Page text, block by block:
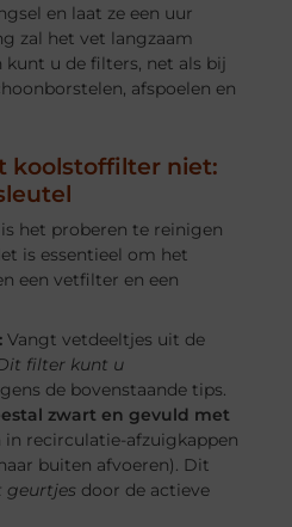
en laat ze een uur
zal het vet langzaam
kunt u de filters, net als bij
afspoelen en
koolstoffilter niet:
het proberen te reinigen
is essentieel om het
een vetfilter en een
Vangt vetdeeltjes uit de
filter kunt u
de bovenstaande tips.
zwart en gevuld met
in recirculatie-afzuigkappen
buiten afvoeren). Dit
geurtjes door de actieve